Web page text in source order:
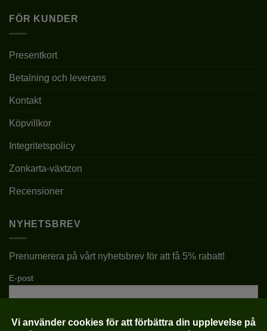
FÖR KUNDER
Presentkort
Betalning och leverans
Kontakt
Köpvillkor
Integritetspolicy
Zonkarta-växtzon
Recensioner
NYHETSBREV
Prenumerera på vårt nyhetsbrev för att få 5% rabatt!
E-post